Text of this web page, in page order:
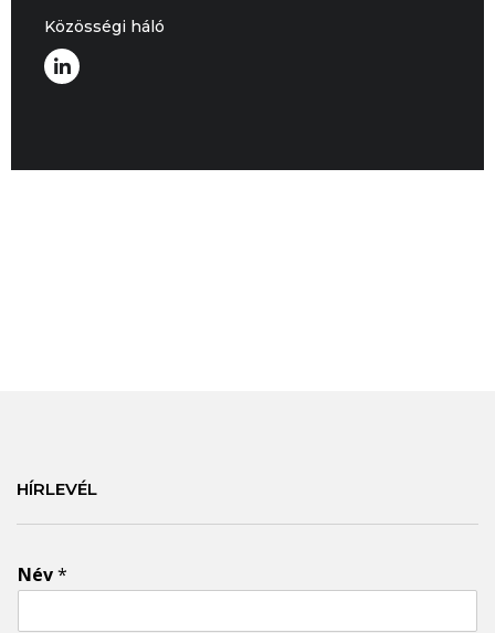
Közösségi háló
HÍRLEVÉL
Név*